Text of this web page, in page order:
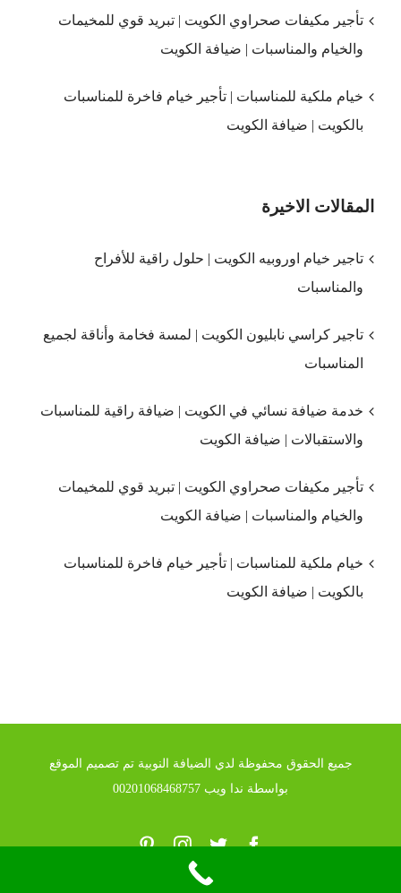
تأجير مكيفات صحراوي الكويت | تبريد قوي للمخيمات
والخيام والمناسبات | ضيافة الكويت
خيام ملكية للمناسبات | تأجير خيام فاخرة للمناسبات
بالكويت | ضيافة الكويت
المقالات الاخيرة
تاجير خيام اوروبيه الكويت | حلول راقية للأفراح
والمناسبات
تاجير كراسي نابليون الكويت | لمسة فخامة وأناقة لجميع
المناسبات
خدمة ضيافة نسائي في الكويت | ضيافة راقية للمناسبات
والاستقبالات | ضيافة الكويت
تأجير مكيفات صحراوي الكويت | تبريد قوي للمخيمات
والخيام والمناسبات | ضيافة الكويت
خيام ملكية للمناسبات | تأجير خيام فاخرة للمناسبات
بالكويت | ضيافة الكويت
جميع الحقوق محفوظة لدي الضيافة النوبية تم تصميم الموقع
بواسطة ندا ويب 00201068468757
Facebook
Twitter
Instagram
Pinterest